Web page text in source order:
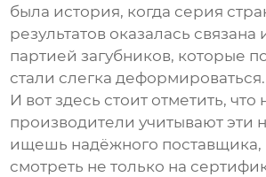
была история, когда серия
результатов оказалась связана
партией загубников, которые
стали слегка деформироваться.
И вот здесь стоит отметить, что
производители учитывают эти
ищешь надёжного поставщика,
смотреть не только на